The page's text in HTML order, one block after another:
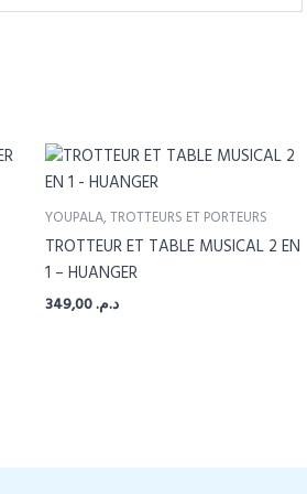
YOUPALA, TROTTEURS ET PORTEURS
TROTTEUR ET TABLE MUSICAL 2 EN
1 – HUANGER
د.م.349,00